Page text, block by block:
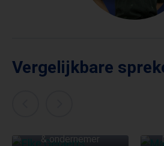
Vergelijkbare
& ondernemer